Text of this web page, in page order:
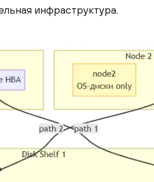
инфраструктура.